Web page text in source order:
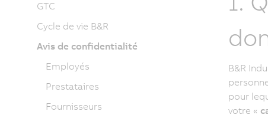
B&R
pour
votre «
GTC
Cycle de vie B&R
Avis de confidentialité
Employés
Prestataires
Fournisseurs